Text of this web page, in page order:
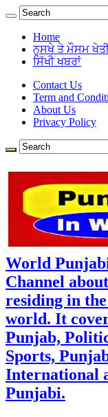
Home
ਨੁਸਖੇ ਤੇ ਮੌਸਮ
ਸਿੱਖੀ ਖਬਰਾਂ
Contact Us
Term and
About Us
Privacy Policy
World
Channel
residing in
world. It
Punjab,
Sports,
International
Punjabi.